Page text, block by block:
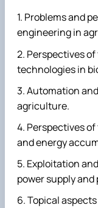
Problems and
engineering in
Perspectives
technologies in
Automation
agriculture.
Perspectives
and energy
Exploitation
power supply
Topical